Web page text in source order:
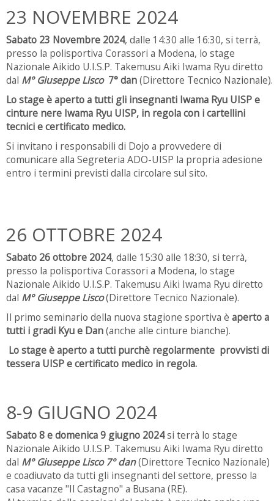
23 NOVEMBRE 2024
Sabato 23 Novembre 2024, dalle 14:30 alle 16:30, si terrà,
presso la polisportiva Corassori a Modena, lo stage
Nazionale Aikido U.I.S.P. Takemusu Aiki Iwama Ryu diretto
dal M° Giuseppe Lisco 7° dan(Direttore Tecnico Nazionale).
Lo stage è aperto a tutti gli insegnanti Iwama Ryu UISP e
cinture nere Iwama Ryu UISP, in regola con i cartellini
tecnici e certificato medico.
Si invitano i responsabili di Dojo a provvedere di
comunicare alla Segreteria ADO-UISP la propria adesione
entro i termini previsti dalla circolare sul sito.
26 OTTOBRE 2024
Sabato 26 ottobre 2024, dalle 15:30 alle 18:30, si terrà,
presso la polisportiva Corassori a Modena, lo stage
Nazionale Aikido U.I.S.P. Takemusu Aiki Iwama Ryu diretto
dal M° Giuseppe Lisco(Direttore Tecnico Nazionale).
Il primo seminario della nuova stagione sportiva è aperto a
tutti i gradi Kyu e Dan(anche alle cinture bianche).
Lo stage è aperto a tutti purchè regolarmente provvisti di
tessera UISP e certificato medico in regola.
8-9 GIUGNO 2024
Sabato 8 e domenica 9 giugno 2024si terrà lo stage
Nazionale Aikido U.I.S.P. Takemusu Aiki Iwama Ryu diretto
dal M° Giuseppe Lisco 7° dan(Direttore Tecnico Nazionale)
e coadiuvato da tutti gli insegnanti del settore, presso la
casa vacanze "Il Castagno" a Busana (RE).